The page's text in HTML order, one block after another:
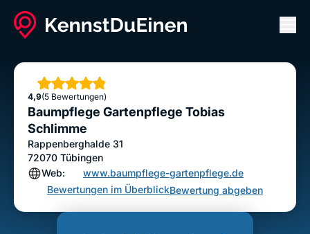
Baumpflege Gartenpflege Tobias Schlimme
4,9
Sterne
(5 Bewertungen)
Baumpflege Gartenpflege Tobias
Schlimme
Rappenberghalde 31
72070 Tübingen
Web:
www.baumpflege-gartenpflege.de
Bewertungen im ÜberblickBewertung abgeben